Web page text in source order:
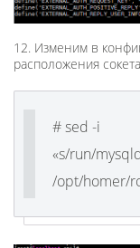
12. Изменим в
расположения
# sed -i
«s/run/
/opt/homer/